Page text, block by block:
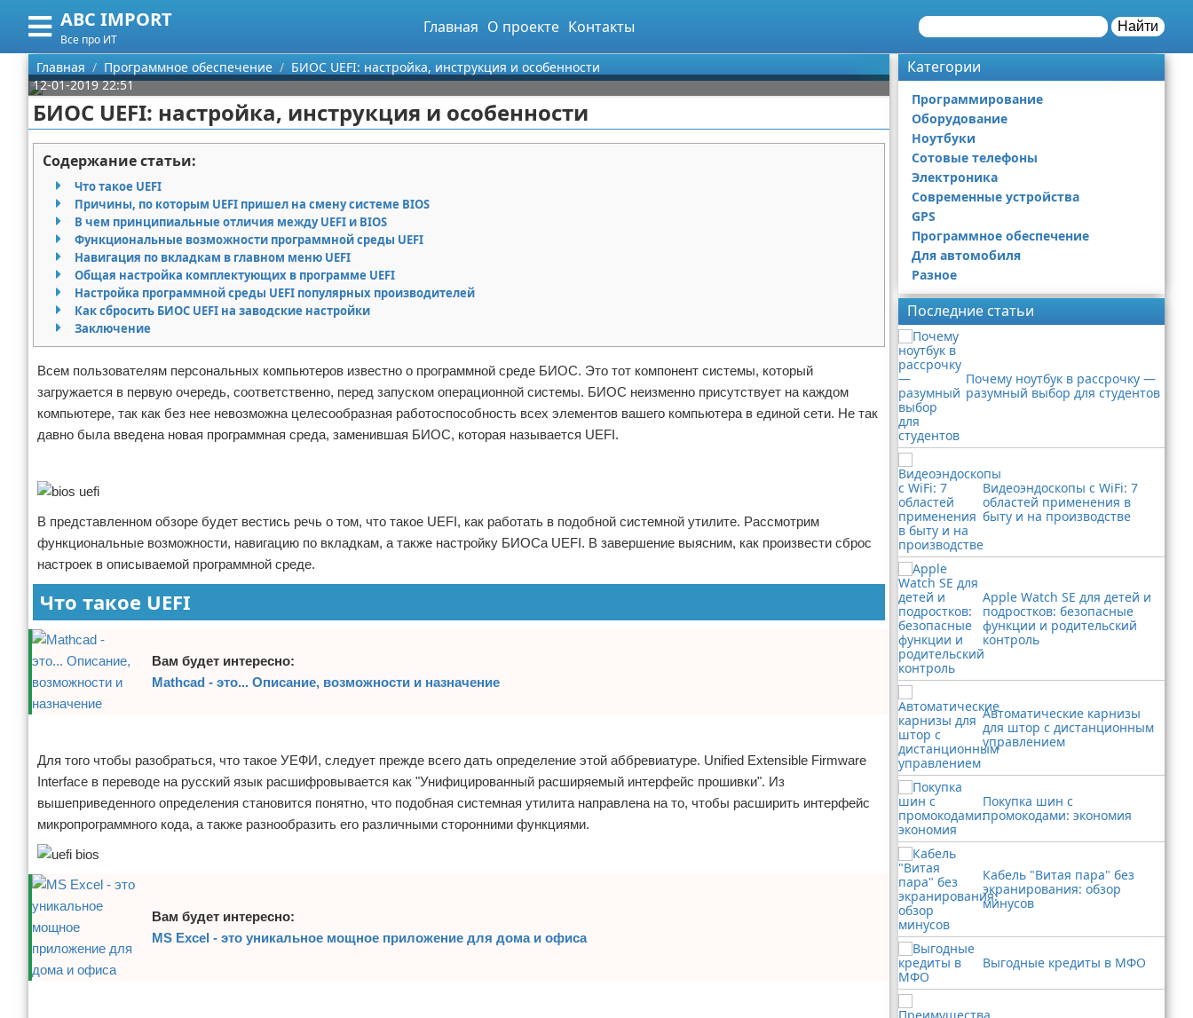
ABC IMPORT
Все про ИТ
Главная О проекте Контакты Найти
Меню
Главная
Категории
Программирование
Оборудование
Ноутбуки
Сотовые телефоны
Электроника
GPS
Программное обеспечение
Разное
Поиск
О проекте
Контакты
Сотрудничество
Размещение рекламы
Условия предоставления информации
Отказ от ответственности
Главная Программное обеспечение
БИОС UEFI: настройка, инструкция и особенности
12-01-2019 22:51
БИОС UEFI: настройка, инструкция и особенности
Содержание статьи:
Что такое UEFI
Причины, по которым UEFI пришел на смену системе BIOS
В чем принципиальные отличия между UEFI и BIOS
Функциональные возможности программной среды UEFI
Навигация по вкладкам в главном меню UEFI
Общая настройка комплектующих в программе UEFI
Настройка программной среды UEFI популярных производителей
Как сбросить БИОС UEFI на заводские настройки
Заключение
Всем пользователям персональных компьютеров известно о программной среде БИОС. Это тот компонент системы, который
загружается в первую очередь, соответственно, перед запуском операционной системы. БИОС неизменно присутствует на каждом
компьютере, так как без нее невозможна целесообразная работоспособность всех элементов вашего компьютера в единой сети. Не так
давно была введена новая программная среда, заменившая БИОС, которая называется UEFI.
В представленном обзоре будет вестись речь о том, что такое UEFI, как работать в подобной системной утилите. Рассмотрим
функциональные возможности, навигацию по вкладкам, а также настройку БИОСа UEFI. В завершение выясним, как произвести сброс
настроек в описываемой программной среде.
Что такое UEFI
Вам будет интересно:
Mathcad - это... Описание, возможности и назначение
Для того чтобы разобраться, что такое УЕФИ, следует прежде всего дать определение этой аббревиатуре. Unified Extensible Firmware
Interface в переводе на русский язык расшифровывается как "Унифицированный расширяемый интерфейс прошивки". Из
вышеприведенного определения становится понятно, что подобная системная утилита направлена на то, чтобы расширить интерфейс
микропрограммного кода, а также разнообразить его различными сторонними функциями.
Вам будет интересно:
MS Excel - это уникальное мощное приложение для дома и офиса
Категории
Программирование
Оборудование
Ноутбуки
Сотовые телефоны
Электроника
Современные устройства
GPS
Программное обеспечение
Для автомобиля
Разное
Последние статьи
Почему ноутбук в рассрочку —
разумный выбор для студентов
Видеоэндоскопы с WiFi: 7
областей применения в
быту и на производстве
Apple Watch SE для детей и
подростков: безопасные
функции и родительский
контроль
Автоматические карнизы
для штор с дистанционным
управлением
Покупка шин с
промокодами: экономия
Кабель "Витая пара" без
экранирования: обзор
минусов
Выгодные кредиты в МФО